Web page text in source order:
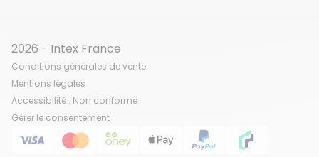
2026 - Intex France
Conditions générales de vente
Mentions légales
Accessibilité : Non conforme
Gérer le consentement